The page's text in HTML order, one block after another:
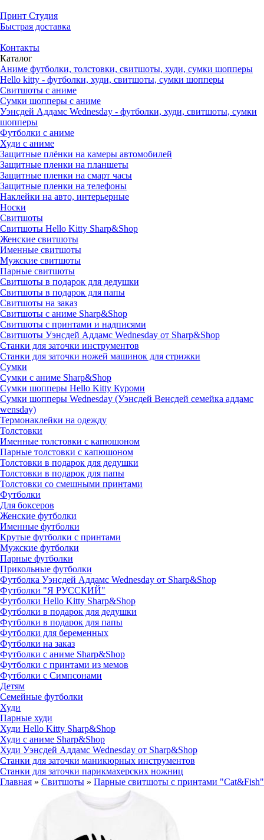
Принт Студия
Быстрая доставка
Контакты
Каталог
Аниме футболки, толстовки, свитшоты, худи, сумки шопперы
Hello kitty - футболки, худи, свитшоты, сумки шопперы
Свитшоты с аниме
Сумки шопперы с аниме
Уэнсдей Аддамс Wednesday - футболки, худи, свитшоты, сумки
шопперы
Футболки с аниме
Худи с аниме
Защитные плёнки на камеры автомобилей
Защитные пленки на планшеты
Защитные пленки на смарт часы
Защитные пленки на телефоны
Наклейки на авто, интерьерные
Носки
Свитшоты
Cвитшоты Hello Kitty Sharp&Shop
Женские свитшоты
Именные свитшоты
Мужские свитшоты
Парные свитшоты
Свитшоты в подарок для дедушки
Свитшоты в подарок для папы
Свитшоты на заказ
Свитшоты с аниме Sharp&Shop
Свитшоты с принтами и надписями
Свитшоты Уэнсдей Аддамс Wednesday от Sharp&Shop
Станки для заточки инструментов
Станки для заточки ножей машинок для стрижки
Сумки
Сумки с аниме Sharp&Shop
Сумки шопперы Hello Kitty Куроми
Сумки шопперы Wednesday (Уэнсдей Венсдей семейка аддамс
wensday)
Термонаклейки на одежду
Толстовки
Именные толстовки с капюшоном
Парные толстовки с капюшоном
Толстовки в подарок для дедушки
Толстовки в подарок для папы
Толстовки со смешными принтами
Футболки
Для боксеров
Женские футболки
Именные футболки
Крутые футболки с принтами
Мужские футболки
Парные футболки
Прикольные футболки
Футболка Уэнсдей Аддамс Wednesday от Sharp&Shop
Футболки "Я РУССКИЙ"
Футболки Hello Kitty Sharp&Shop
Футболки в подарок для дедушки
Футболки в подарок для папы
Футболки для беременных
Футболки на заказ
Футболки с аниме Sharp&Shop
Футболки с принтами из мемов
Футболки с Симпсонами
Детям
Семейные футболки
Худи
Парные худи
Худи Hello Kitty Sharp&Shop
Худи с аниме Sharp&Shop
Худи Уэнсдей Аддамс Wednesday от Sharp&Shop
Станки для заточки маникюрных инструментов
Станки для заточки парикмахерских ножниц
Главная » Свитшоты » Парные свитшоты с принтами "Cat&Fish"